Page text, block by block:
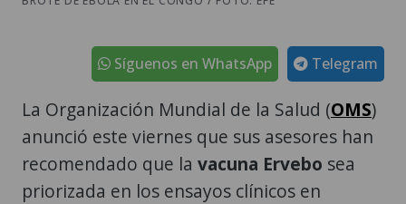
Telegram
Síguenos en WhatsApp
La Organización Mundial de la Salud (OMS)
anunció este viernes que sus asesores han
recomendado que la vacuna Ervebo sea
priorizada en los ensayos clínicos en